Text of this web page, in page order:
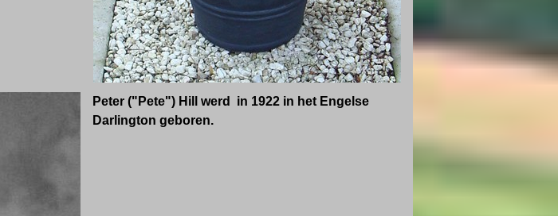
Peter ("Pete") Hill werd in 1922 in het Engelse
Darlington geboren.